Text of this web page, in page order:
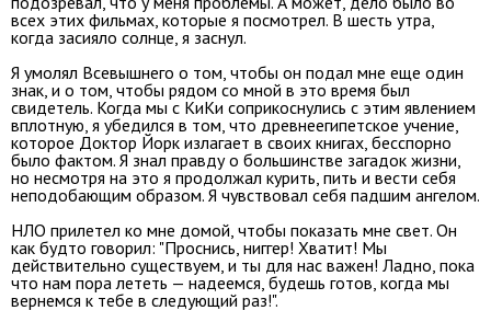
всех этих фильмах, которые я посмотрел. В шесть утра,
когда засияло солнце, я заснул.
Я умолял Всевышнего о том, чтобы он подал мне еще один
знак, и о том, чтобы рядом со мной в это время был
свидетель. Когда мы с КиКи соприкоснулись с этим явлением
вплотную, я убедился в том, что древнеегипетское учение,
которое Доктор Йорк излагает в своих книгах, бесспорно
было фактом. Я знал правду о большинстве загадок жизни,
но несмотря на это я продолжал курить, пить и вести себя
неподобающим образом. Я чувствовал себя падшим ангелом.
НЛО прилетел ко мне домой, чтобы показать мне свет. Он
как будто говорил: "Проснись, ниггер! Хватит! Мы
действительно существуем, и ты для нас важен! Ладно, пока
что нам пора лететь — надеемся, будешь готов, когда мы
вернемся к тебе в следующий раз!".